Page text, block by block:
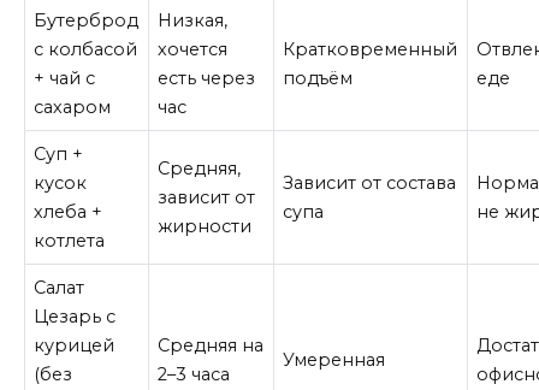
Бутерброд
с колбасой
+ чай с
сахаром
Низкая,
хочется
есть через
час
Кратковременный
подъём
еде
Суп +
кусок
хлеба +
котлета
Средняя,
зависит от
жирности
Зависит от состава
супа
не
Салат
Цезарь с
курицей
(без
Средняя на
2–3 часа
Умеренная